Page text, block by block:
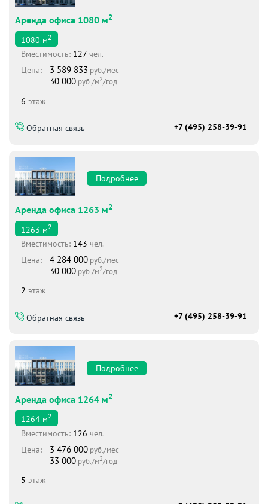
Аренда офиса 1080 м2
1080 м2
Вместимоcть: 127 чел.
Цена:
3 589 833 руб./мес
30 000 руб./м2/год
6 этаж
Обратная связь +7 (495) 258-39-91
Подробнее
Аренда офиса 1263 м2
1263 м2
Вместимоcть: 143 чел.
Цена:
4 284 000 руб./мес
30 000 руб./м2/год
2 этаж
Обратная связь +7 (495) 258-39-91
Подробнее
Аренда офиса 1264 м2
1264 м2
Вместимоcть: 126 чел.
Цена:
3 476 000 руб./мес
33 000 руб./м2/год
5 этаж